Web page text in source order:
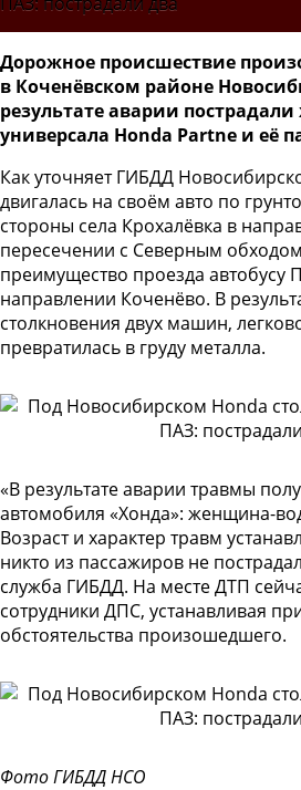
Дорожное происшествие
в Коченёвском районе
результате аварии
универсала Honda Partne и её
Как уточняет ГИБДД
двигалась на своём авто по
стороны села Крохалёвка в
пересечении с Северным
преимущество проезда автобусу
направлении Коченёво. В
столкновения двух машин,
превратилась в груду металла.
«В результате аварии травмы
автомобиля «Хонда»: женщина-
Возраст и характер травм
никто из пассажиров не
служба ГИБДД. На месте ДТП
сотрудники ДПС, устанавливая
обстоятельства произошедшего.
Фото ГИБДД НСО